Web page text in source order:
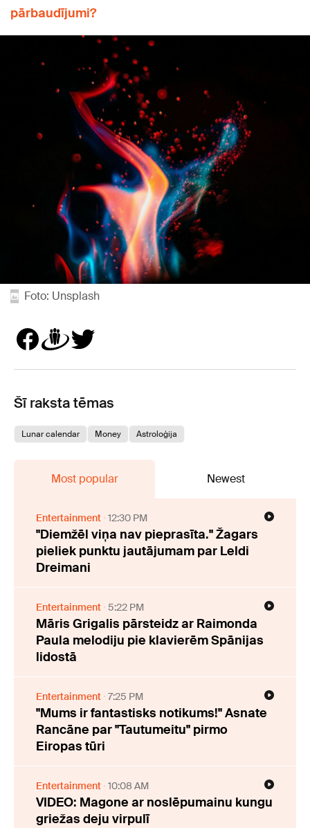
pārbaudījumi?
Foto: Unsplash
Šī raksta tēmas
Lunar calendar Money Astroloģija
Most popular Newest
Entertainment 12:30 PM
"Diemžēl viņa nav pieprasīta." Žagars
pieliek punktu jautājumam par Leldi
Dreimani
Entertainment 5:22 PM
Māris Grigalis pārsteidz ar Raimonda
Paula melodiju pie klavierēm Spānijas
lidostā
Entertainment 7:25 PM
"Mums ir fantastisks notikums!" Asnate
Rancāne par "Tautumeitu" pirmo
Eiropas tūri
Entertainment 10:08 AM
VIDEO: Magone ar noslēpumainu kungu
griežas deju virpulī